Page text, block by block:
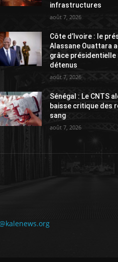
infrastructures
août 7, 2026
Côte d’Ivoire : le
Alassane Ouattara
grâce présidentielle
détenus
août 7, 2026
Sénégal : Le CNTS
baisse critique des
sang
août 7, 2026